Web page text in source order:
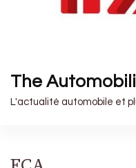
The
L'actualité automobile et